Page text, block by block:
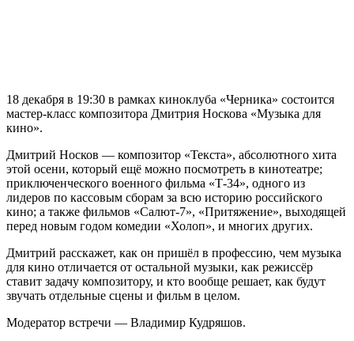
18 декабря в 19:30 в рамках киноклуба «Черника» состоится
мастер-класс композитора Дмитрия Носкова «Музыка для
кино».
Дмитрий Носков — композитор «Текста», абсолютного хита
этой осени, который ещё можно посмотреть в кинотеатре;
приключенческого военного фильма «Т-34», одного из
лидеров по кассовым сборам за всю историю российского
кино; а также фильмов «Салют-7», «Притяжение», выходящей
перед новым годом комедии «Холоп», и многих других.
Дмитрий расскажет, как он пришёл в профессию, чем музыка
для кино отличается от остальной музыки, как режиссёр
ставит задачу композитору, и кто вообще решает, как будут
звучать отдельные сцены и фильм в целом.
Модератор встречи — Владимир Кудряшов.